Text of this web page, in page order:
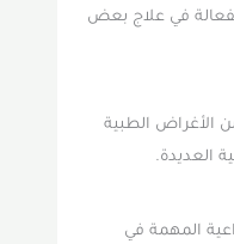
في علاج بعض
الأغراض الطبية
العديدة.
المهمة في